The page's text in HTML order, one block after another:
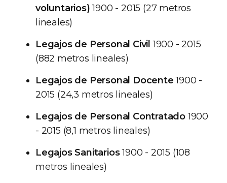
voluntarios)1900 - 2015 (27 metros
lineales)
Legajos de Personal Civil 1900 - 2015
(882 metros lineales)
Legajos de Personal Docente1900 -
2015 (24,3 metros lineales)
Legajos de Personal Contratado1900
- 2015 (8,1 metros lineales)
Legajos Sanitarios1900 - 2015 (108
metros lineales)